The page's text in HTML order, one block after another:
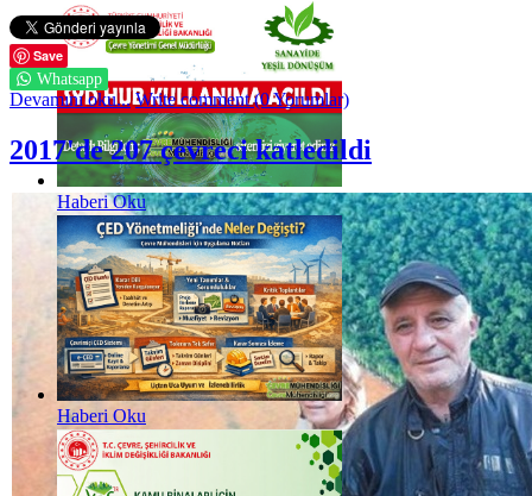
Haberi Oku
Haberi Oku
Save
Whatsapp
Devamını oku... Write comment (0 Yorumlar)
2017'de 207 çevreci katledildi